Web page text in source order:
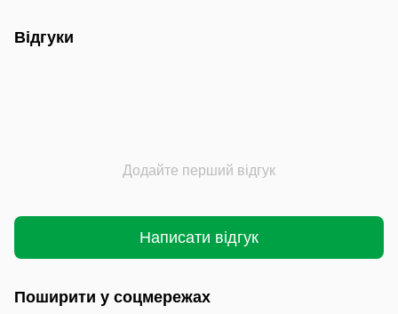
Відгуки
Додайте перший відгук
Написати відгук
Поширити у соцмережах